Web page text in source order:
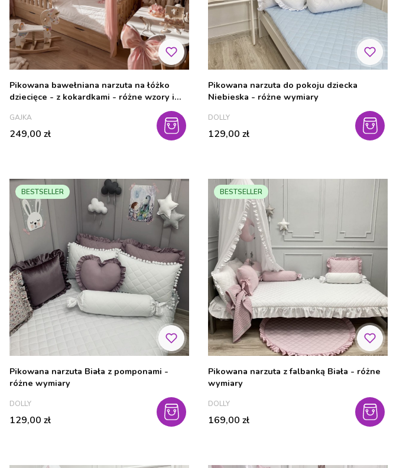
Pikowana bawełniana narzuta na łóżko
dziecięce - z kokardkami - różne wzory i
PRODUCENT
GAJKA
Cena
249,00 zł
Pikowana narzuta do pokoju dziecka
Niebieska - różne wymiary
PRODUCENT
DOLLY
Cena
129,00 zł
BESTSELLER
Pikowana narzuta Biała z pomponami -
różne wymiary
PRODUCENT
DOLLY
Cena
129,00 zł
BESTSELLER
Pikowana narzuta z falbanką Biała - różne
wymiary
PRODUCENT
DOLLY
Cena
169,00 zł